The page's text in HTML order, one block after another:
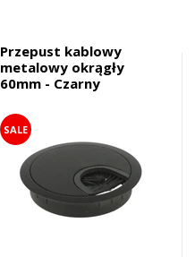
Przepust kablowy
metalowy okrągły
60mm - Czarny
SALE